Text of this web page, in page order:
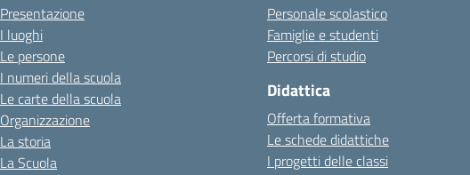
Presentazione
I luoghi
Le persone
I numeri della scuola
Le carte della scuola
Organizzazione
La storia
La Scuola
Personale scolastico
Famiglie e studenti
Percorsi di studio
Didattica
Offerta formativa
Le schede didattiche
I progetti delle classi